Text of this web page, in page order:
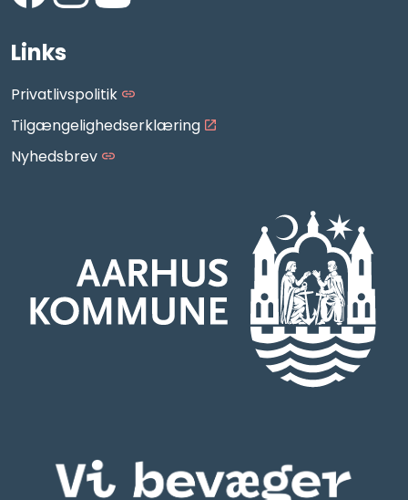
Links
Privatlivspolitik
Tilgængelighedserklæring
Nyhedsbrev